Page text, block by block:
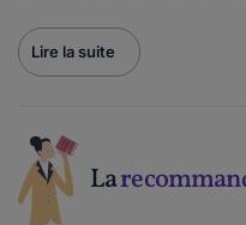
Lire la suite
La